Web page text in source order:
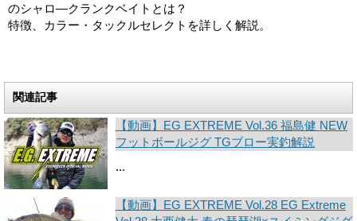
のシャロ―クランクベイト­とは？
特徴、カラー・タックルセレクトを詳しく解説。
関連記事
【動画】EG EXTREME Vol.36 福島健 NEW
フットボールジグ TGブロー実釣解説
...
【動画】EG EXTREME Vol.28 EG Extreme